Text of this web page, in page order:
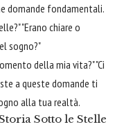
domande fondamentali.
"Erano chiare o
sogno?"
della mia vita?" "Ci
a queste domande ti
alla tua realtà.
Sotto le Stelle